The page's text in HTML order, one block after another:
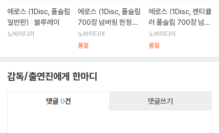
에로스 (1Disc, 풀슬립
일반판) : 블루레이
노바미디어
에로스 (1Disc, 풀슬립
700장 넘버링 한정
판) : 블루레이
노바미디어
품절
에로스 (1Disc, 렌티큘
러 풀슬립 700장 넘버
링 한정판) : 블루레이
노바미디어
품절
감독/출연진에게 한마디
댓글 0건 댓글쓰기